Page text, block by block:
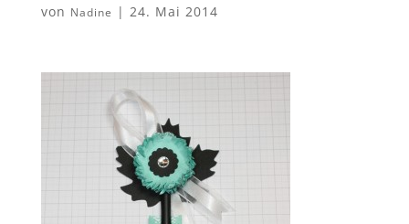
von Nadine | 24. Mai 2014